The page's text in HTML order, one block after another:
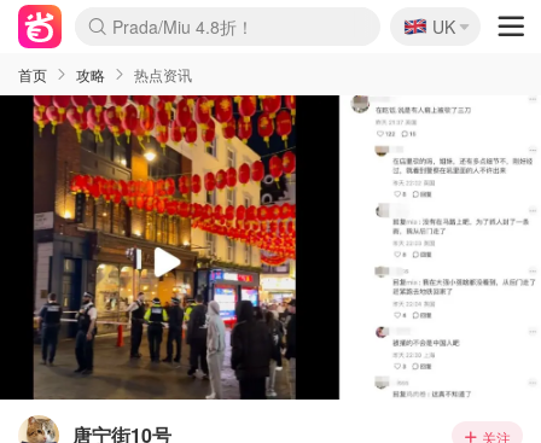
麦卢卡蜂蜜夏促！个位数！
Prada/Miu 4.8折！
啥？必胜客披萨5折！
🇬🇧
UK
首页 攻略 热点资讯
唐宁街10号 关注